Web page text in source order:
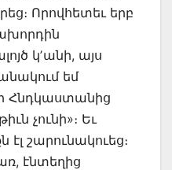
Որովհետեւ երբ
կʼանի, այս
եմ
Հնդկաստանից
չունի»։ Եւ
շարունակուեց։
էնտեղից